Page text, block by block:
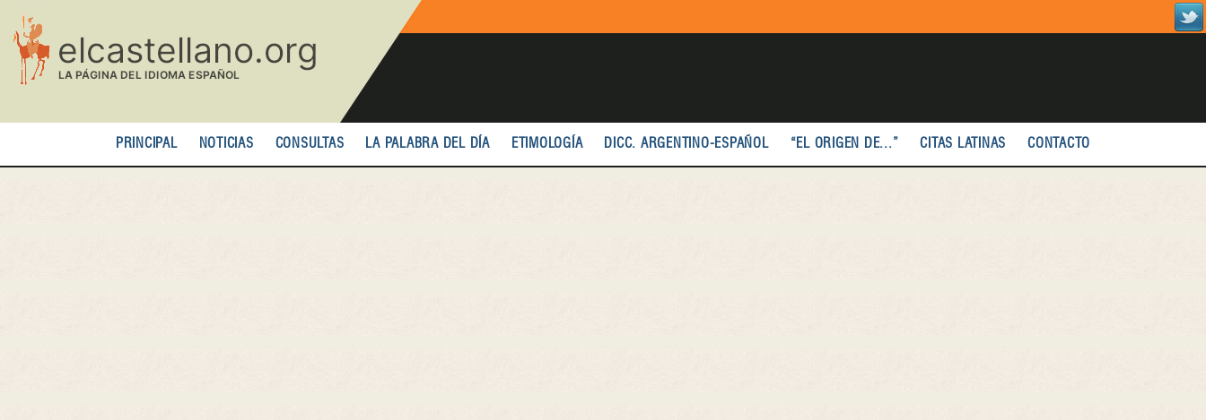
contenido
principal
PRINCIPAL NOTICIAS CONSULTAS LA PALABRA DEL DÍA ETIMOLOGÍA DICC. ARGENTINO-ESPAÑOL “EL ORIGEN DE...” CITAS LATINAS CONTACTO